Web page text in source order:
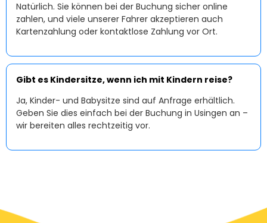
Natürlich. Sie können bei der Buchung sicher online
zahlen, und viele unserer Fahrer akzeptieren auch
Kartenzahlung oder kontaktlose Zahlung vor Ort.
Gibt es Kindersitze, wenn ich mit Kindern reise?
Ja, Kinder- und Babysitze sind auf Anfrage erhältlich.
Geben Sie dies einfach bei der Buchung in Usingen an –
wir bereiten alles rechtzeitig vor.